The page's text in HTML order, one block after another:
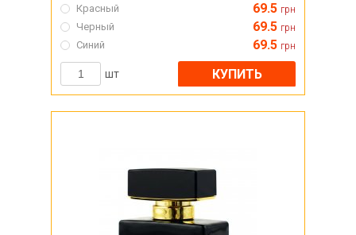
Красный 69.5 грн
Черный 69.5 грн
Синий 69.5 грн
шт КУПИТЬ